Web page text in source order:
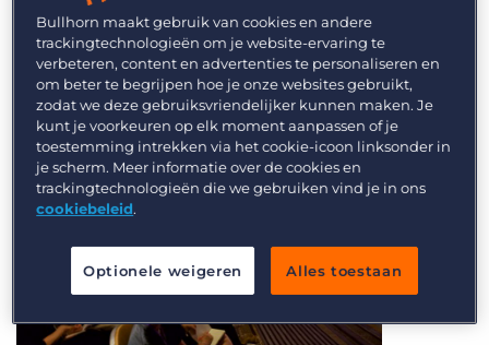
Power of People’ binnen recruitment. Een
belangrijk thema dat naar voren kwam tijdens
het evenement in 2018was de vraag hoe
technologie door recruiters gebruikt kan worden
om kandidaten en klanten beter te begrijpen.
Bullhorn maakt gebruik van cookies en andere
trackingtechnologieën om je website-ervaring te
verbeteren, content en advertenties te personaliseren en
om beter te begrijpen hoe je onze websites gebruikt,
zodat we deze gebruiksvriendelijker kunnen maken. Je
kunt je voorkeuren op elk moment aanpassen of je
toestemming intrekken via het cookie-icoon linksonder in
je scherm. Meer informatie over de cookies en
trackingtechnologieën die we gebruiken vind je in ons
cookiebeleid.
Optionele weigeren Alles toestaan